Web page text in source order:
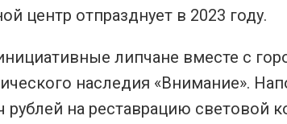
центр отпразднует в 2023 году.
липчане вместе с
наследия «Внимание».
на реставрацию световой